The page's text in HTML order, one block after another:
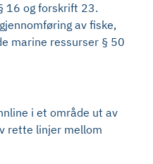
16 og forskrift 23.
av fiske,
marine ressurser § 50
i et område ut av
rette linjer mellom